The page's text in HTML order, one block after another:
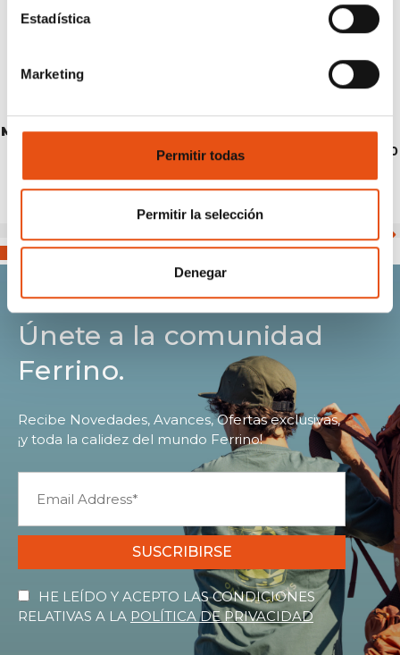
Estadística
Marketing
Permitir todas
Permitir la selección
Denegar
MULHACEN JACKET MAN
€214,90
Únete a la comunidad
Ferrino.
Recibe Novedades, Avances, Ofertas exclusivas,
¡y toda la calidez del mundo Ferrino!
SUSCRIBIRSE
HE LEÍDO Y ACEPTO LAS CONDICIONES
RELATIVAS A LA POLÍTICA DE PRIVACIDAD